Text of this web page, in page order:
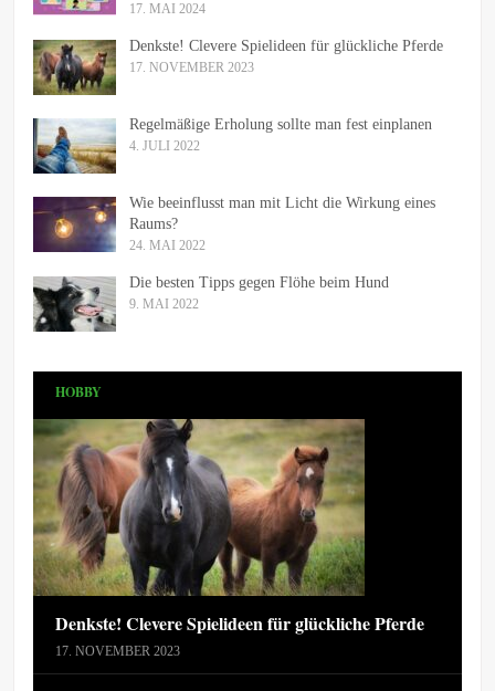
17. MAI 2024
Denkste! Clevere Spielideen für glückliche Pferde
17. NOVEMBER 2023
Regelmäßige Erholung sollte man fest einplanen
4. JULI 2022
Wie beeinflusst man mit Licht die Wirkung eines
Raums?
24. MAI 2022
Die besten Tipps gegen Flöhe beim Hund
9. MAI 2022
HOBBY
Denkste! Clevere Spielideen für glückliche Pferde
17. NOVEMBER 2023